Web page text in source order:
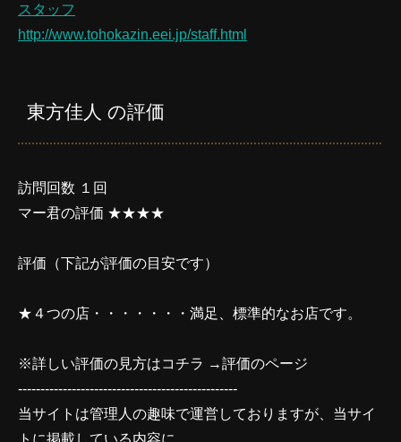
スタッフ
http://www.tohokazin.eei.jp/staff.html
東方佳人 の評価
訪問回数 １回
マー君の評価 ★★★★
評価（下記が評価の目安です）
★４つの店・・・・・・・満足、標準的なお店です。
※詳しい評価の見方はコチラ →評価のページ
-------------------------------------------------
当サイトは管理人の趣味で運営しておりますが、当サイ
トに掲載している内容に